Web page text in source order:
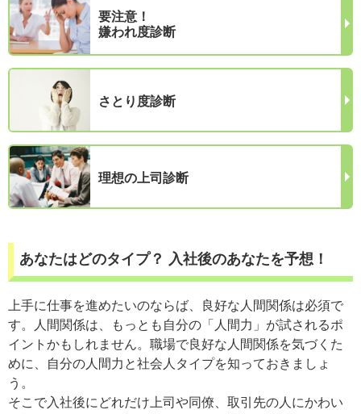
要注意！
嫌われ度診断
さとり度診断
理想の上司診断
あなたはどのタイプ？ 入社後のあなたを予想！
上手に仕事を進めたいのならば、良好な人間関係は必須で
す。人間関係は、もっとも自分の「人間力」が試されるポ
イントかもしれません。職場で良好な人間関係を気づくた
めに、自分の人間力と社会人タイプを知っておきましょ
う。
そこで入社後にどれだけ上司や同僚、取引先の人にかわい